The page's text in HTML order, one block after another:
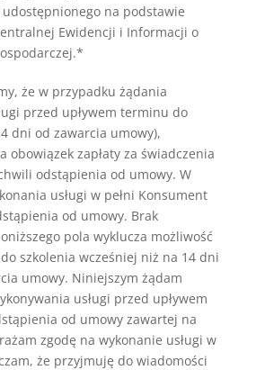
na podstawie
Ewidencji i Informacji o
że w przypadku żądania
przed upływem terminu do
dni od zawarcia umowy),
obowiązek zapłaty za świadczenia
odstąpienia od umowy. W
usługi w pełni Konsument
od umowy. Brak
pola wyklucza możliwość
szkolenia wcześniej niż na 14 dni
umowy. Niniejszym żądam
usługi przed upływem
od umowy zawartej na
zgodę na wykonanie usługi w
że przyjmuję do wiadomości